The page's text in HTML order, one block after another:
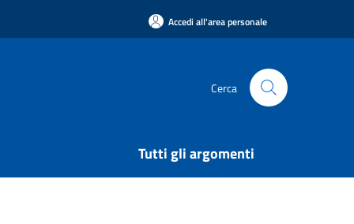
Accedi all'area personale
Cerca
Tutti gli argomenti